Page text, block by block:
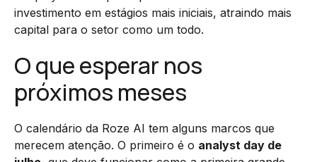
investimento em estágios mais iniciais, atraindo mais
capital para o setor como um todo.
O que esperar nos
próximos meses
O calendário da Roze AI tem alguns marcos que
merecem atenção. O primeiro é o analyst day de